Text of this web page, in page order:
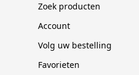
Zoek producten
Account
Volg uw bestelling
Favorieten